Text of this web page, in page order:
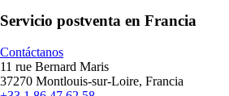
Servicio postventa en Francia
Contáctanos
11 rue Bernard Maris
37270 Montlouis-sur-Loire, Francia